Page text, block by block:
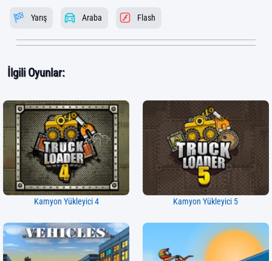
Yarış Araba Flash
İlgili Oyunlar:
Kamyon Yükleyici 4 Kamyon Yükleyici 5